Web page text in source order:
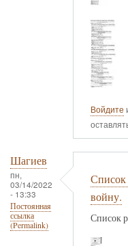
Войдите
Шагиев
пн,
03/14/2022
- 13:33
Постоянная
ссылка
(Permalink)
войну.
Список